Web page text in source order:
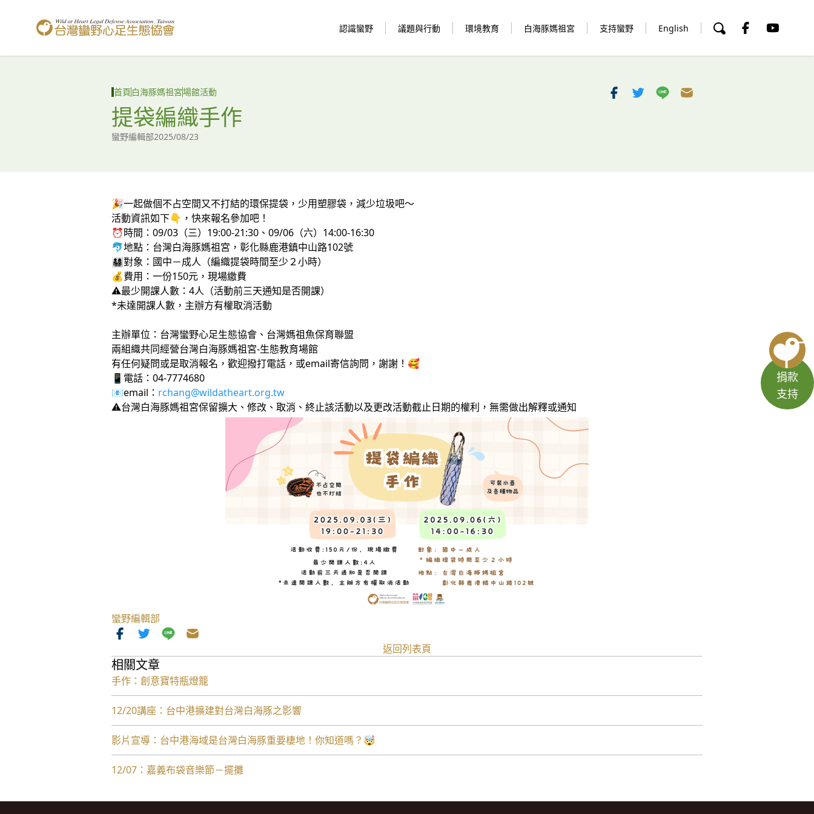
台灣蠻野心足生態協會
認識蠻野 議題與行動 環境教育 白海豚媽祖宮 支持蠻野 English
捐款
支持
首頁 白海豚媽祖宮場館活動
提袋編織手作
蠻野編輯部2025/08/23
🎉一起做個不占空間又不打結的環保提袋，少用塑膠袋，減少垃圾吧～
活動資訊如下👇，快來報名參加吧！
⏰時間：09/03（三）19:00-21:30、09/06（六）14:00-16:30
🐬地點：台灣白海豚媽祖宮，彰化縣鹿港鎮中山路102號
👨‍👩‍👧‍👦對象：國中－成人（編織提袋時間至少２小時）
💰費用：一份150元，現場繳費
⚠️最少開課人數：4人（活動前三天通知是否開課）
*未達開課人數，主辦方有權取消活動
主辦單位：台灣蠻野心足生態協會、台灣媽祖魚保育聯盟
兩組織共同經營台灣白海豚媽祖宮-生態教育場館
有任何疑問或是取消報名，歡迎撥打電話，或email寄信詢問，謝謝！🥰
📱電話：04-7774680
📧email： rchang@wildatheart.org.tw
⚠️台灣白海豚媽祖宮保留擴大、修改、取消、終止該活動以及更改活動截止日期的權利，無需做出解釋或通知
蠻野編輯部
返回列表頁
相關文章
手作：創意寶特瓶燈籠
12/20講座：台中港擴建對台灣白海豚之影響
影片宣導：台中港海域是台灣白海豚重要棲地！你知道嗎？🤯
12/07：嘉義布袋音樂節－擺攤